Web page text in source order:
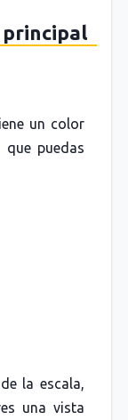
principal
un color
puedas
la escala,
una vista